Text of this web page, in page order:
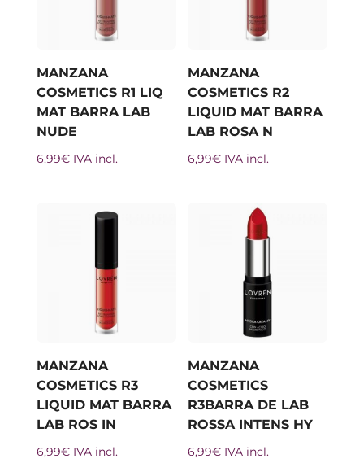
MANZANA
COSMETICS R1 LIQ
MAT BARRA LAB
NUDE
6,99€ IVA incl.
MANZANA
COSMETICS R2
LIQUID MAT BARRA
LAB ROSA N
6,99€ IVA incl.
MANZANA
COSMETICS R3
LIQUID MAT BARRA
LAB ROS IN
6,99€ IVA incl.
MANZANA
COSMETICS
R3BARRA DE LAB
ROSSA INTENS HY
6,99€ IVA incl.